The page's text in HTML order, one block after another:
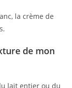
la crème de
de mon
lait entier ou du